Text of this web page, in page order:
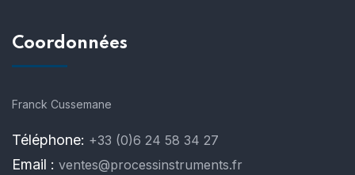
Coordonnées
Franck Cussemane
Téléphone: +33 (0)6 24 58 34 27
Email : ventes@processinstruments.fr